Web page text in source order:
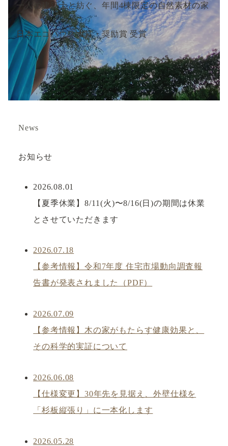
一人の建築士と紡ぐ、年間4棟限定の自然素材の家
日本エコハウス大賞・奨励賞 受賞
News
お知らせ
2026.08.01
【夏季休業】8/11(火)〜8/16(日)の期間は休業
とさせていただきます
2026.07.18
【参考情報】令和7年度 住宅市場動向調査報
告書が発表されました（PDF）
2026.07.09
【参考情報】木の家がもたらす健康効果と、
その科学的実証について
2026.06.08
【仕様変更】30年先を見据え、外壁仕様を
「杉板縦張り」に一本化します
2026.05.28